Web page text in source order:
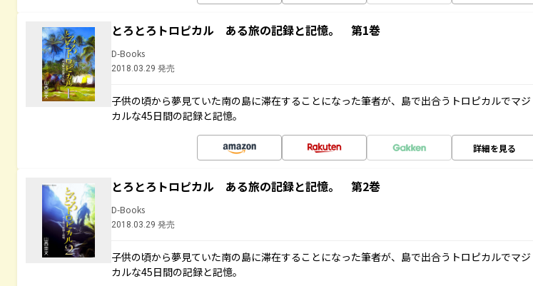
とろとろトロピカル ある旅の記録と記憶。 第1巻
D-Books
2018.03.29 発売
子供の頃から夢見ていた南の島に滞在することになった筆者が、島で出合うトロピカルでマジ
カルな45日間の記録と記憶。
詳細を見る
とろとろトロピカル ある旅の記録と記憶。 第2巻
D-Books
2018.03.29 発売
子供の頃から夢見ていた南の島に滞在することになった筆者が、島で出合うトロピカルでマジ
カルな45日間の記録と記憶。